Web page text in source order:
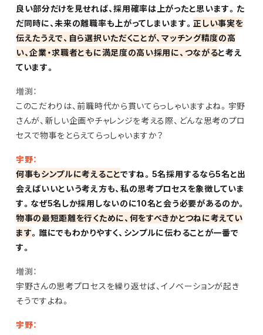
良い部分だけを見せれば、採用確率は上がったと思います。た
だ同時に、未来の離職率も上がってしまいます。正しい事実を
伝えたうえで、自ら選択いただくことが、マッチング精度の高
い、企業・求職者ともに満足度の高い採用に、つながると考え
ています。
増渕：
このこだわりは、前職時代から貫いてらっしゃいますよね。宇野
さんが、新しい企画やチャレンジを考える際、どんな思考のプロ
セスで物事をとらえてらっしゃいますか？
宇野：
何事もシンプルに考えることですね。5名採用するなら5名と出
会えばいいという考え方も、私の思考プロセスを象徴していま
す。なぜ5名しか採用しないのに10名と会う必要があるのか。
物事の最短距離を行くために、何をすべきかとつねに考えてい
ます。誰にでもわかりやすく、シンプルに伝わることが一番で
す。
増渕：
宇野さんの思考プロセスを繰り返せば、イノベーションが起き
そうですよね。
宇野：